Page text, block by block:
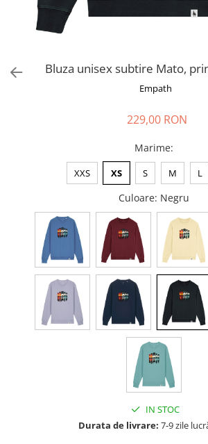
Bluza unisex subtire Mato,
Empath
229,00 RON
Marime:
XXS XS S M L
Culoare: Negru
IN STOC
Durata de livrare: 7-9 zile